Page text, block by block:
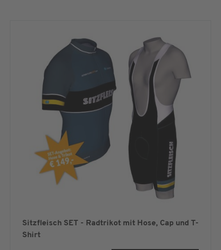
Sitzfleisch SET - Radtrikot mit Hose, Cap und T-
Shirt